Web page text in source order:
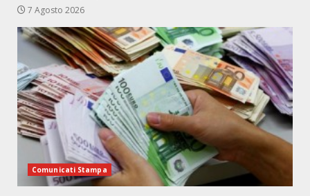
7 Agosto 2026
Comunicati Stampa